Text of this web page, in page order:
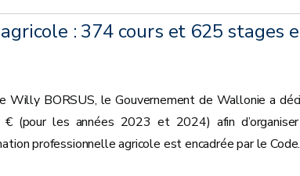
: 374 cours et 625 stages
Willy BORSUS, le Gouvernement de Wallonie a
(pour les années 2023 et 2024) afin
professionnelle agricole est encadrée par le